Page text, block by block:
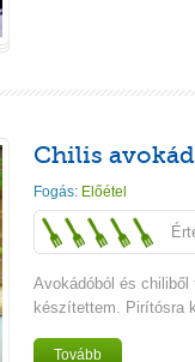
Chilis
Fogás: Előétel
Avokádóból és
készítettem. Pirítósra
Tovább